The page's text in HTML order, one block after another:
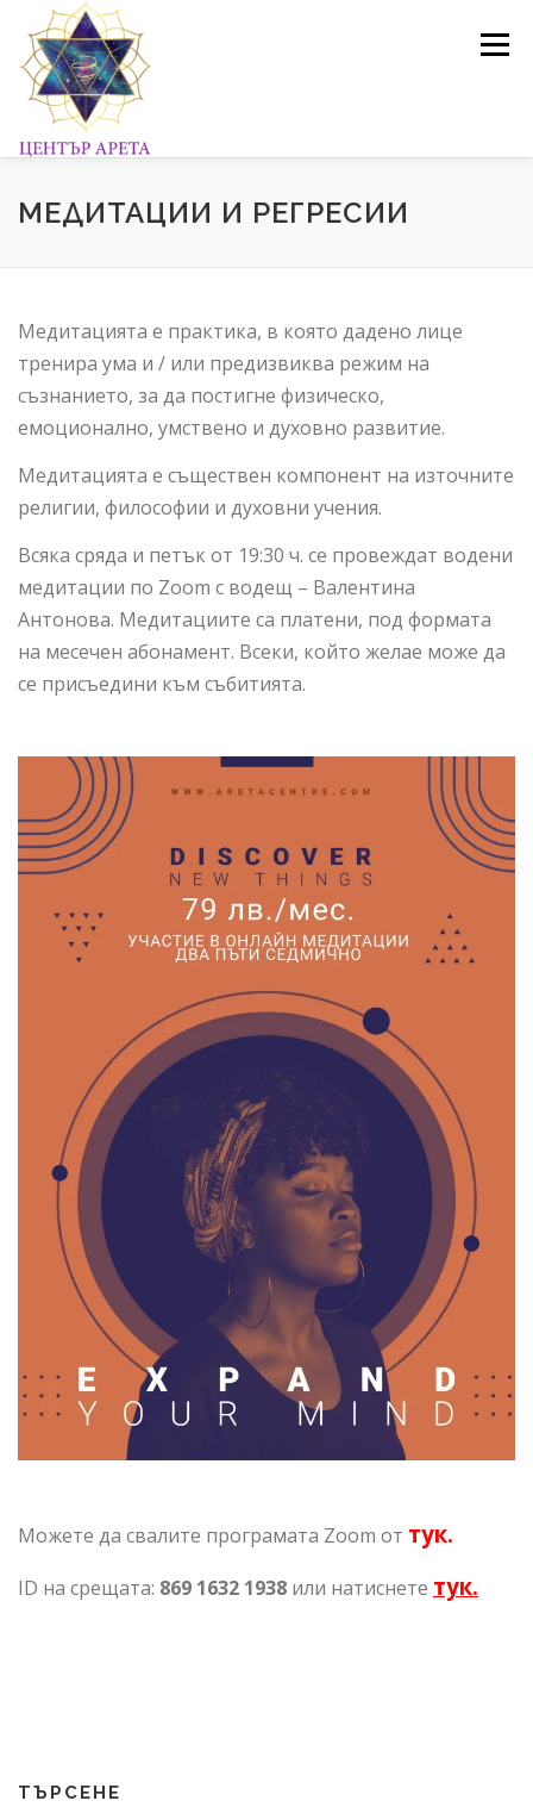
съдържанието
Меню
ПРОГРАМИ И ОБУЧЕНИЯ ГАЛЕРИЯ БЛОГ
МЕДИТАЦИИ И РЕГРЕСИИ
Медитацията е практика, в която дадено лице
тренира ума и / или предизвиква режим на
съзнанието, за да постигне физическо,
емоционално, умствено и духовно развитие.
Медитацията е съществен компонент на източните
религии, философии и духовни учения.
Всяка сряда и петък от 19:30 ч. се провеждат водени
медитации по Zoom с водещ – Валентина
Антонова. Медитациите са платени, под формата
на месечен абонамент. Всеки, който желае може да
се присъедини към събитията.
Можете да свалите програмата Zoom от тук.
ID на срещата: 869 1632 1938 или натиснете тук.
ТЪРСЕНЕ